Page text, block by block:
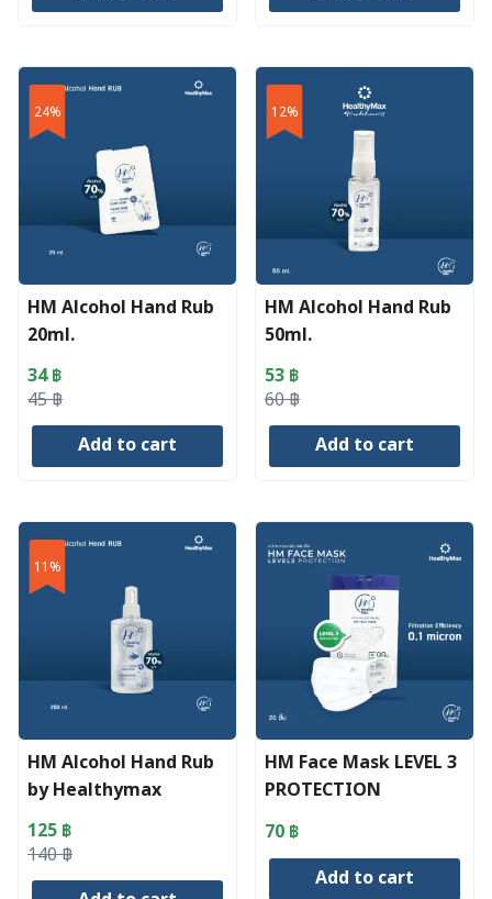
24%
HM Alcohol Hand Rub
20ml.
45฿
Original
price
34฿
Current
price
Add to cart
12%
HM Alcohol Hand Rub
50ml.
60฿
Original
price
53 ฿
Current
price
Add to cart
11%
HM Alcohol Hand Rub
by Healthymax
(250ml.)
140฿
Original
price
125 ฿
Current
price
HM Face Mask LEVEL 3
PROTECTION
70 ฿
Add to cart